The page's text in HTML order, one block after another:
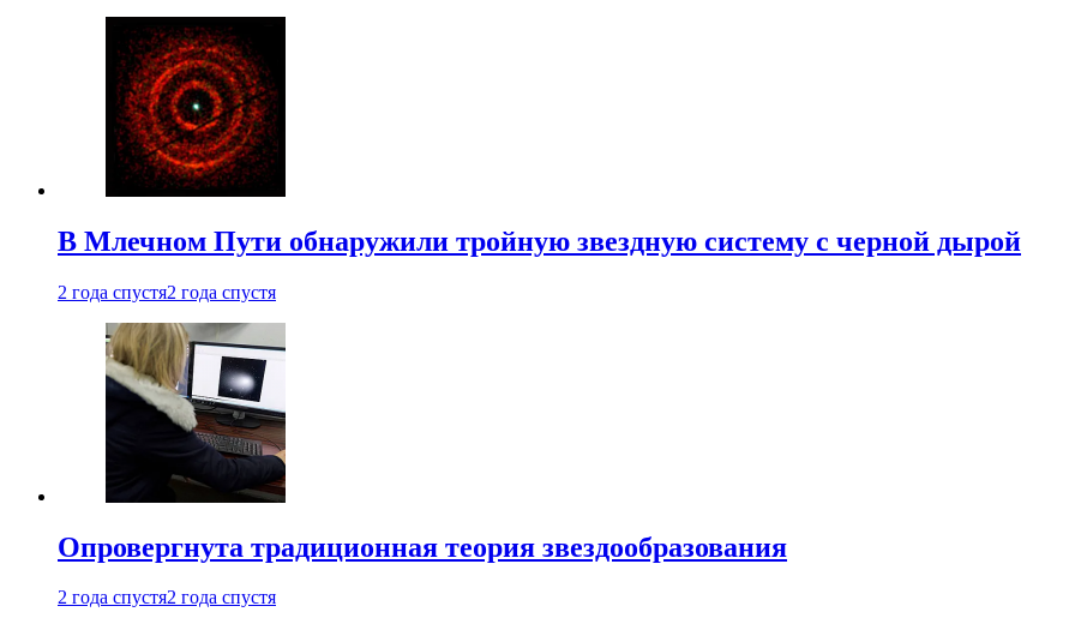
В Млечном Пути обнаружили тройную звездную систему с черной дырой
2 года спустя2 года спустя
Опровергнута традиционная теория звездообразования
2 года спустя2 года спустя